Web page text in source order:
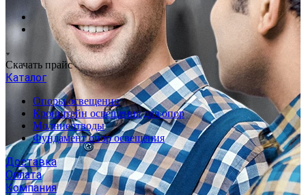
Скачать прайс
Каталог
Опоры освещения
Кронштейн освещения для опор
Молниеотводы
Фундамент опор освещения
Доставка
Оплата
Компания